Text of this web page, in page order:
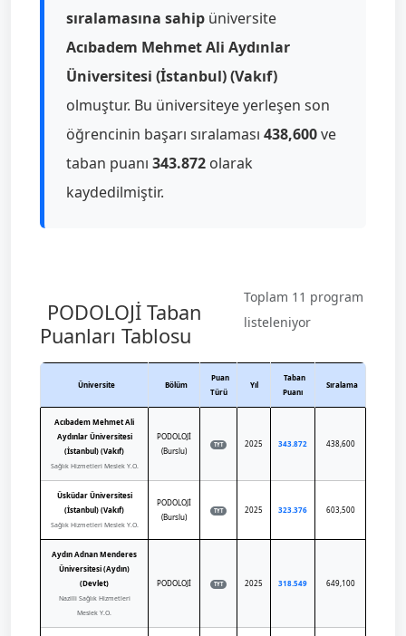
sıralamasına sahip üniversite
Acıbadem Mehmet Ali Aydınlar
Üniversitesi (İstanbul) (Vakıf)
olmuştur. Bu üniversiteye yerleşen son
öğrencinin başarı sıralaması 438,600ve
taban puanı 343.872 olarak
kaydedilmiştir.
PODOLOJİ Taban
Puanları Tablosu
Toplam 11 program
listeleniyor
Üniversite Bölüm
Puan
Türü
Yıl
Taban
Puanı
Sıralama
Acıbadem Mehmet Ali
Aydınlar Üniversitesi
(İstanbul) (Vakıf)
Sağlık Hizmetleri Meslek Y.O.
PODOLOJİ
(Burslu)
TYT 2025 343.872 438,600
Üsküdar Üniversitesi
(İstanbul) (Vakıf)
Sağlık Hizmetleri Meslek Y.O.
PODOLOJİ
(Burslu)
TYT 2025 323.376 603,500
Aydın Adnan Menderes
Üniversitesi (Aydın)
(Devlet)
Nazilli Sağlık Hizmetleri
Meslek Y.O.
PODOLOJİ TYT 2025 318.549 649,100